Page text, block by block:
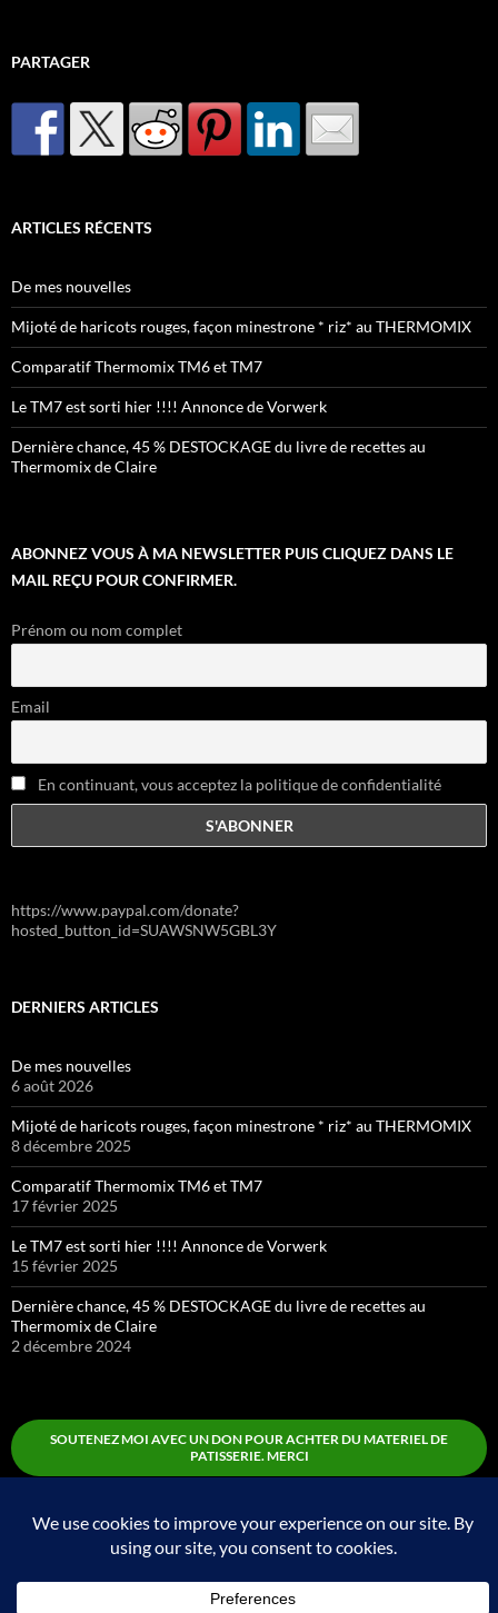
PARTAGER
ARTICLES RÉCENTS
De mes nouvelles
Mijoté de haricots rouges, façon minestrone * riz* au THERMOMIX
Comparatif Thermomix TM6 et TM7
Le TM7 est sorti hier !!!! Annonce de Vorwerk
Dernière chance, 45 % DESTOCKAGE du livre de recettes au
Thermomix de Claire
ABONNEZ VOUS À MA NEWSLETTER PUIS CLIQUEZ DANS LE
MAIL REÇU POUR CONFIRMER.
Prénom ou nom complet
Email
En continuant, vous acceptez la politique de confidentialité
https://www.paypal.com/donate?
hosted_button_id=SUAWSNW5GBL3Y
DERNIERS ARTICLES
De mes nouvelles
6 août 2026
Mijoté de haricots rouges, façon minestrone * riz* au THERMOMIX
8 décembre 2025
Comparatif Thermomix TM6 et TM7
17 février 2025
Le TM7 est sorti hier !!!! Annonce de Vorwerk
15 février 2025
Dernière chance, 45 % DESTOCKAGE du livre de recettes au
Thermomix de Claire
2 décembre 2024
SOUTENEZ MOI AVEC UN DON POUR ACHTER DU MATERIEL DE
PATISSERIE. MERCI
Fièrement propulsé par WordPress